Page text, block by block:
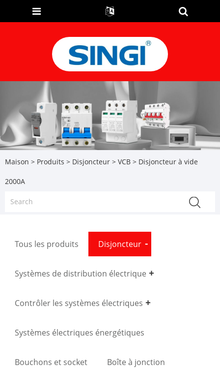
Maison > Produits > Disjoncteur > VCB > Disjoncteur à vide
2000A
Tous les produits Disjoncteur
Systèmes de distribution électrique
Contrôler les systèmes électriques
Systèmes électriques énergétiques
Bouchons et socket Boîte à jonction